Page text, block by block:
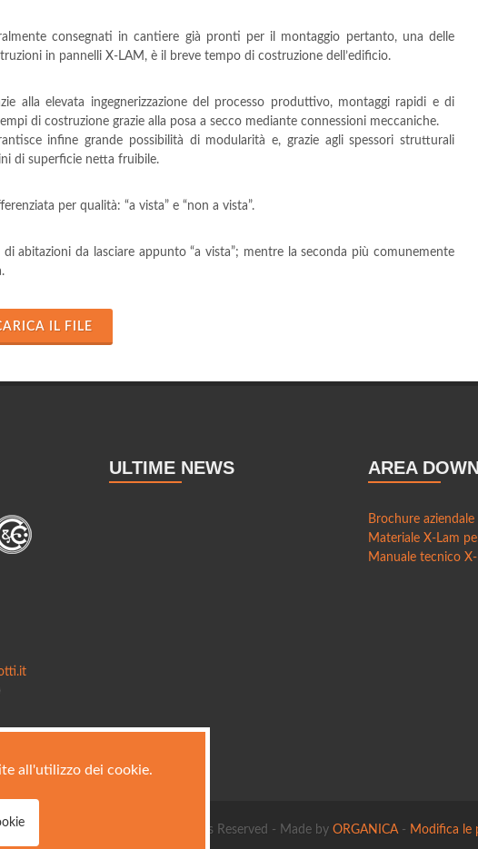
consegnati in cantiere già pronti per il montaggio pertanto, una delle
in pannelli X-LAM, è il breve tempo di costruzione dell’edificio.
alla elevata ingegnerizzazione del processo produttivo, montaggi rapidi e di
di costruzione grazie alla posa a secco mediante connessioni meccaniche.
infine grande possibilità di modularità e, grazie agli spessori strutturali
di superficie netta fruibile.
per qualità: “a vista” e “non a vista”.
abitazioni da lasciare appunto “a vista”; mentre la seconda più comunemente
IL FILE
ULTIME NEWS AREA
Brochure aziendale
Materiale X-Lam
Manuale tecnico
E-comotti © 2015 All Rights Reserved - Made by ORGANICA- Modifica le
all'utilizzo dei cookie.